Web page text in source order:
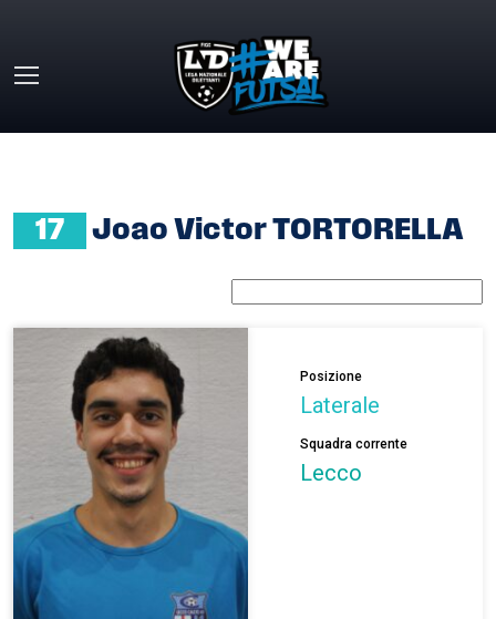
17 Joao Victor TORTORELLA
Posizione
Laterale
Squadra corrente
Lecco